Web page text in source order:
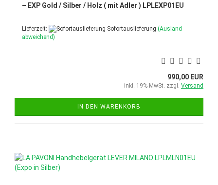
– EXP Gold / Silber / Holz ( mit Adler ) LPLEXP01EU
Lieferzeit: Sofortauslieferung (Ausland
abweichend)
990,00 EUR
inkl. 19% MwSt. zzgl. Versand
IN DEN WARENKORB